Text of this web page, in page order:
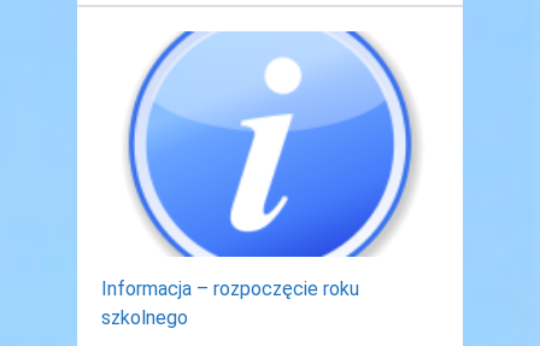
Informacja – rozpoczęcie roku
szkolnego